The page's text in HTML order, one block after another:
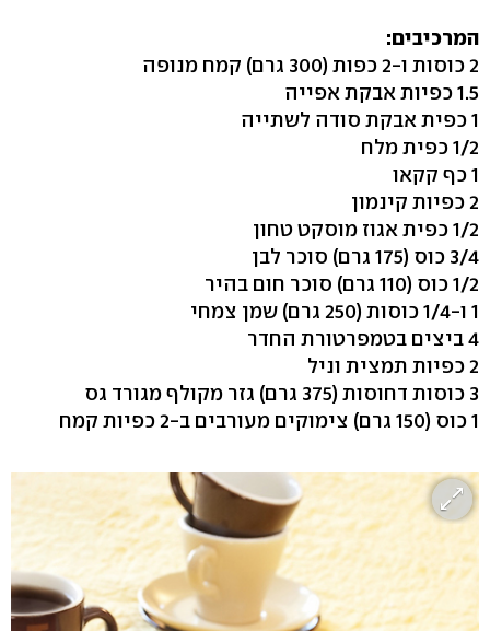
המרכיבים:
2 כוסות ו-2 כפות ‭300)‬ גרם) קמח מנופה
1.5 כפיות אבקת אפייה
1 כפית אבקת סודה לשתייה
‭1/2‬ כפית מלח
1 כף קקאו
2 כפיות קינמון
‭1/2‬ כפית אגוז מוסקט טחון
‭3/4‬ כוס ‭175)‬ גרם) סוכר לבן
‭1/2‬ כוס ‭110)‬ גרם) סוכר חום בהיר
1 ו‭1/4-‬ כוסות ‭250)‬ גרם) שמן צמחי
4 ביצים בטמפרטורת החדר
2 כפיות תמצית וניל
3 כוסות דחוסות ‭375)‬ גרם) גזר מקולף מגורד גס
1 כוס ‭150)‬ גרם) צימוקים מעורבים ב‭2-‬ כפיות קמח